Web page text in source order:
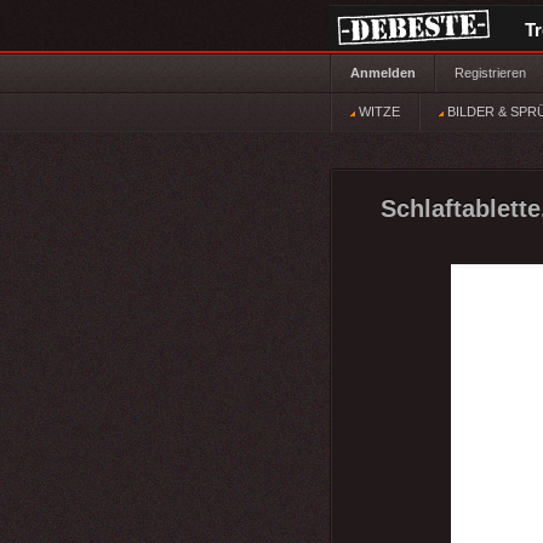
Anmelden Registrieren
WITZE BILDER &